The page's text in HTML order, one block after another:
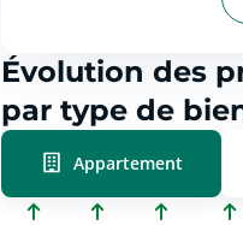
Évolution des
par type de
Appartement